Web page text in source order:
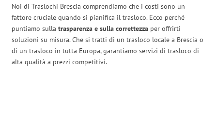
Noi di Traslochi Brescia comprendiamo che i costi sono un
fattore cruciale quando si pianifica il trasloco. Ecco perché
puntiamo sulla trasparenza e sulla correttezza per offrirti
soluzioni su misura. Che si tratti di un trasloco locale a Brescia o
di un trasloco in tutta Europa, garantiamo servizi di trasloco di
alta qualità a prezzi competitivi.